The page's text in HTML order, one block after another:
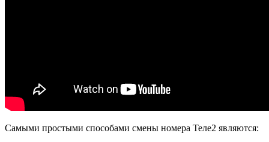
Самыми простыми способами смены номера Теле2 являются: